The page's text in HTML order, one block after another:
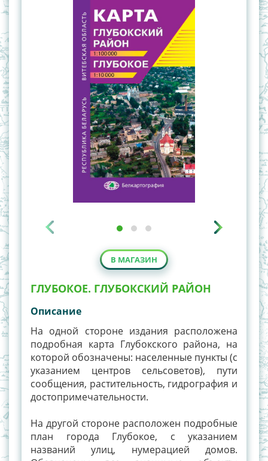
В МАГАЗИН
ГЛУБОКОЕ. ГЛУБОКСКИЙ РАЙОН
Описание
На одной стороне издания расположена
подробная карта Глубокского района, на
которой обозначены: населенные пункты (с
указанием центров сельсоветов), пути
сообщения, растительность, гидрография и
достопримечательности.
На другой стороне расположен подробные
план города Глубокое, с указанием
названий улиц, нумерацией домов.